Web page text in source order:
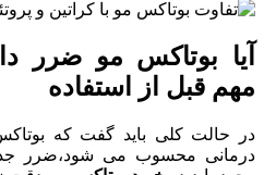
آیا بوتاکس مو ضرر
مهم قبل از استفاده
در حالت کلی باید گفت که
درمانی محسوب می شود،ضرر جدی